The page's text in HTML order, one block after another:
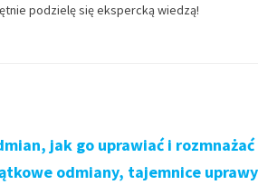
podzielę się ekspercką wiedzą!
jak go uprawiać i rozmnażać
odmiany, tajemnice